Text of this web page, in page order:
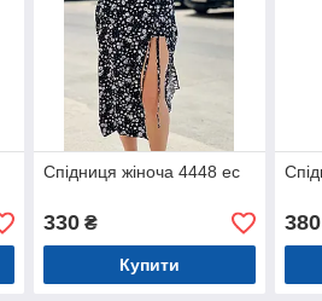
Спідниця жіноча 4448 ес
330₴
Купити
380